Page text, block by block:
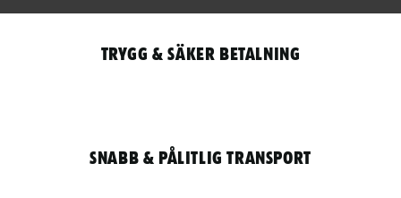
Trygg & säker betalning
Snabb & pålitlig transport